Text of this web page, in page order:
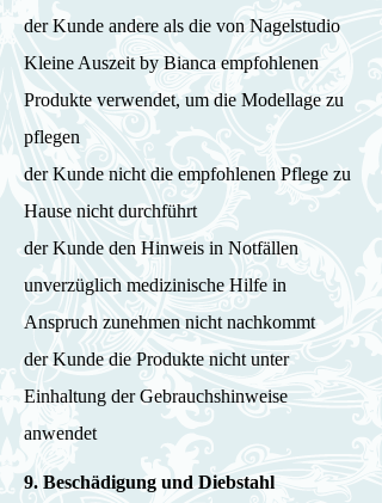
der Kunde andere als die von Nagelstudio
Kleine Auszeit by Bianca empfohlenen
Produkte verwendet, um die Modellage zu
pflegen
der Kunde nicht die empfohlenen Pflege zu
Hause nicht durchführt
der Kunde den Hinweis in Notfällen
unverzüglich medizinische Hilfe in
Anspruch zunehmen nicht nachkommt
der Kunde die Produkte nicht unter
Einhaltung der Gebrauchshinweise
anwendet
9. Beschädigung und Diebstahl